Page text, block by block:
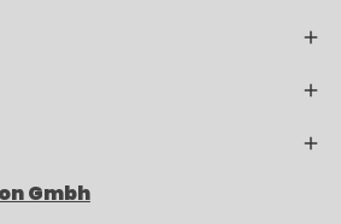
Gmbh